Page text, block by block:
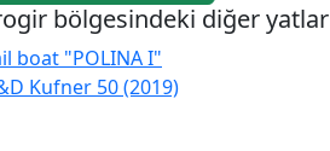
bölgesindeki diğer yatlar
boat "POLINA I"
Kufner 50 (2019)